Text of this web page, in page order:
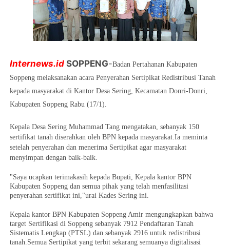
Internews.id SOPPENG-Badan Pertahanan Kabupaten
Soppeng melaksanakan acara Penyerahan Sertipikat Redistribusi Tanah
kepada masyarakat di Kantor Desa Sering, Kecamatan Donri-Donri,
Kabupaten Soppeng Rabu (17/1).
Kepala Desa Sering Muhammad Tang mengatakan, sebanyak 150
sertifikat tanah diserahkan oleh BPN kepada masyarakat.Ia meminta
setelah penyerahan dan menerima Sertipikat agar masyarakat
menyimpan dengan baik-baik.
"Saya ucapkan terimakasih kepada Bupati, Kepala kantor BPN
Kabupaten Soppeng dan semua pihak yang telah menfasilitasi
penyerahan sertifikat ini,"urai Kades Sering ini.
Kepala kantor BPN Kabupaten Soppeng Amir mengungkapkan bahwa
target Sertifikasi di Soppeng sebanyak 7912 Pendaftaran Tanah
Sistematis Lengkap (PTSL) dan sebanyak 2916 untuk redistribusi
tanah.Semua Sertipikat yang terbit sekarang semuanya digitalisasi